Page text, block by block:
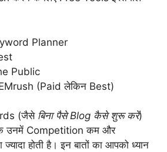
Planner
Public
(Paid लेकिन Best)
(जैसे बिना पैसे Blog कैसे शुरू करें)
उनमें Competition कम और
होती है। इन बातों का आपको ध्यान